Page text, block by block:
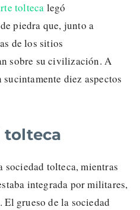
tolteca legó
piedra que, junto a
de los sitios
sobre su civilización. A
diez aspectos
tolteca
tolteca, mientras
integrada por militares,
grueso de la sociedad